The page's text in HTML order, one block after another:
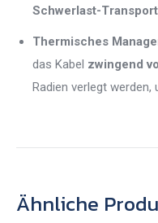
Schwerlast-
Thermisches
das Kabel zwingend
Radien verlegt
Ähnliche